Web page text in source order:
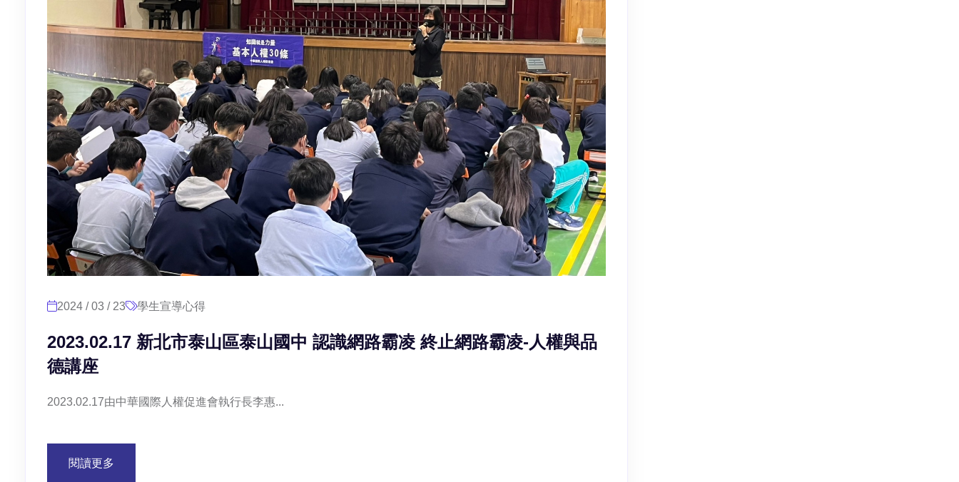
2024 / 03 / 23 學生宣導心得
2023.02.17 新北市泰山區泰山國中 認識網路霸凌 終止網路霸凌-人權與品
德講座
2023.02.17由中華國際人權促進會執行長李惠...
閱讀更多